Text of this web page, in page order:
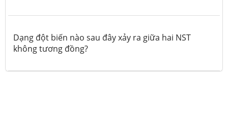
Dạng đột biến nào sau đây xảy ra giữa hai NST
không tương đồng?